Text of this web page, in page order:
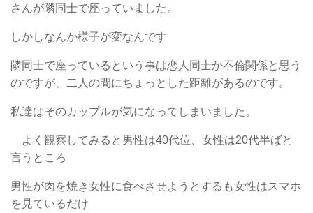
さんが隣同士で座っていました。
しかしなんか様子が変なんです
隣同士で座っているという事は恋人同士か不倫関係と思う
のですが、二人の間にちょっとした距離があるのです。
私達はそのカップルが気になってしまいました。
よく観察してみると男性は40代位、女性は20代半ばと
言うところ
男性が肉を焼き女性に食べさせようとするも女性はスマホ
を見ているだけ